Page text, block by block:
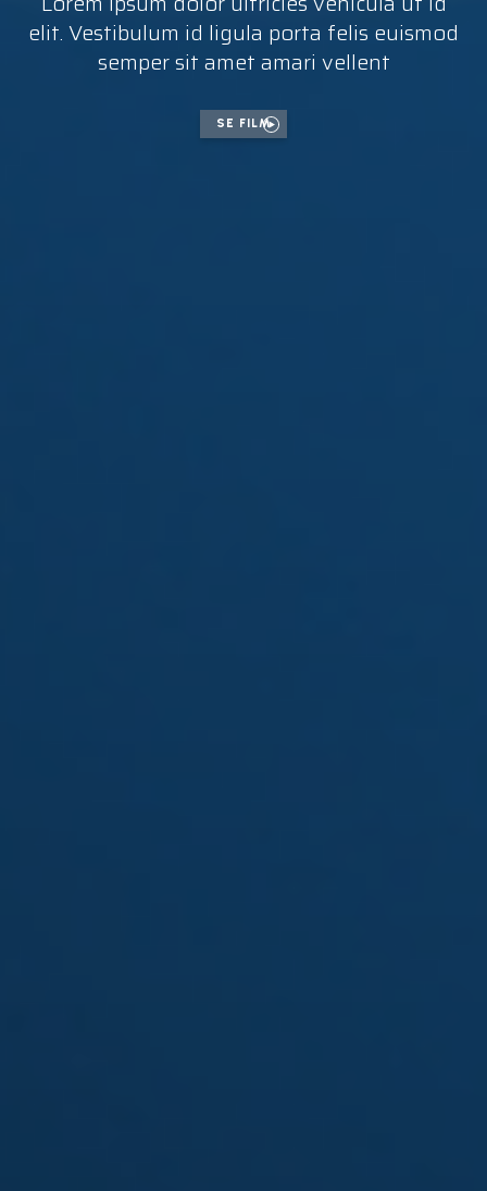
elit. Vestibulum id ligula porta felis euismod
semper sit amet amari vellent